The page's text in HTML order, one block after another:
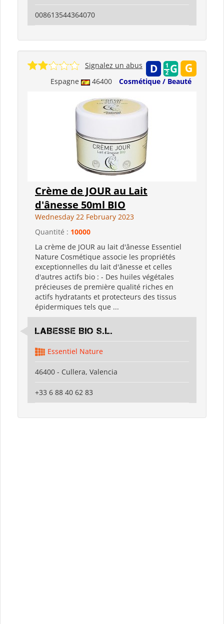
008613544364070
Espagne 46400 Cosmétique / Beauté
Signalez un abus
Crème de JOUR au Lait
d'ânesse 50ml BIO
Wednesday 22 February 2023
Quantité : 10000
La crème de JOUR au lait d'ânesse Essentiel
Nature Cosmétique associe les propriétés
exceptionnelles du lait d'ânesse et celles
d'autres actifs bio : - Des huiles végétales
précieuses de première qualité riches en
actifs hydratants et protecteurs des tissus
épidermiques tels que ...
LABESSE BIO S.L.
Essentiel Nature
46400 - Cullera, Valencia
+33 6 88 40 62 83